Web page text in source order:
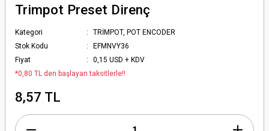
Trimpot Preset Direnç
Kategori
TRİMPOT, POT ENCODER
Stok Kodu
EFMNVY36
Fiyat
0,15 USD + KDV
*0,80 TL den başlayan taksitlerle!!
8,57 TL